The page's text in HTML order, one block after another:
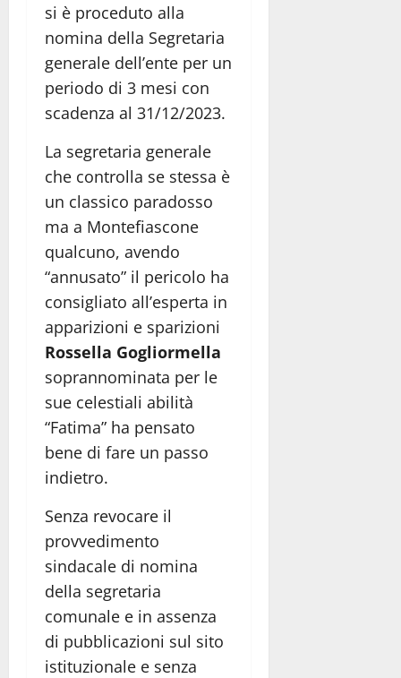
si è proceduto alla
nomina della Segretaria
generale dell’ente per un
periodo di 3 mesi con
scadenza al 31/12/2023.
La segretaria generale
che controlla se stessa è
un classico paradosso
ma a Montefiascone
qualcuno, avendo
“annusato” il pericolo ha
consigliato all’esperta in
apparizioni e sparizioni
Rossella Gogliormella
soprannominata per le
sue celestiali abilità
“Fatima” ha pensato
bene di fare un passo
indietro.
Senza revocare il
provvedimento
sindacale di nomina
della segretaria
comunale e in assenza
di pubblicazioni sul sito
istituzionale e senza